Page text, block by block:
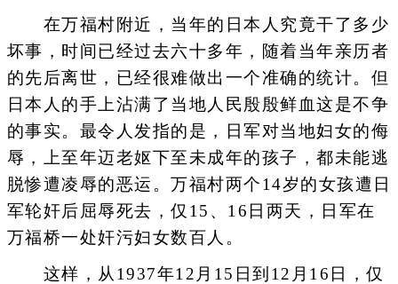
在万福村附近，当年的日本人究竟干了多少
坏事，时间已经过去六十多年，随着当年亲历者
的先后离世，已经很难做出一个准确的统计。但
日本人的手上沾满了当地人民殷殷鲜血这是不争
的事实。最令人发指的是，日军对当地妇女的侮
辱，上至年迈老妪下至未成年的孩子，都未能逃
脱惨遭凌辱的恶运。万福村两个14岁的女孩遭日
军轮奸后屈辱死去，仅15、16日两天，日军在
万福桥一处奸污妇女数百人。
这样，从1937年12月15日到12月16日，仅